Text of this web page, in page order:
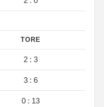
TORE
2 : 3
3 : 6
0 : 13